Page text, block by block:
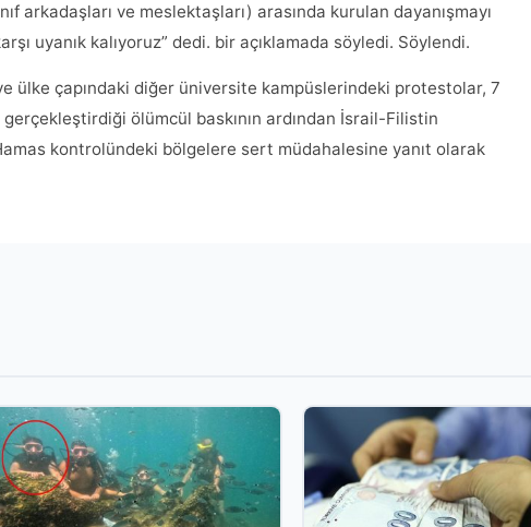
arkadaşları ve meslektaşları) arasında kurulan dayanışmayı
uyanık kalıyoruz” dedi. bir açıklamada söyledi. Söylendi.
ülke çapındaki diğer üniversite kampüslerindeki protestolar, 7
gerçekleştirdiği ölümcül baskının ardından İsrail-Filistin
kontrolündeki bölgelere sert müdahalesine yanıt olarak